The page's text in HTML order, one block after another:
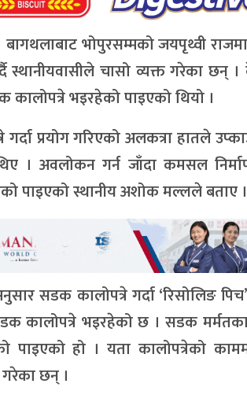
भोपुरसम्मको जयपृथ्वी
स्थानीयवासीले चासो व्यक्त गरेका छन्
कालोपत्रे भइरहेको पाइएको थियो ।
गर्दा प्रयोग गरिएको अलकत्रा हातले
। अवलोकन गर्न जाँदा कमसल
पाइएको स्थानीय अशोक मल्लले बताए ।
सडक कालोपत्रे गर्दा ‘रिसोलिङ पिच’
कालोपत्रे भइरहेको छ । सडक
पाइएको हो । यता कालोपत्रेको
छन् ।